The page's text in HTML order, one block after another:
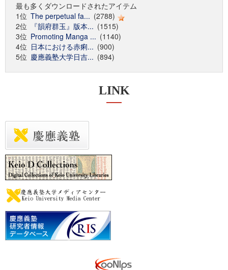
最も多くダウンロードされたアイテム
1位 The perpetual fa... (2788)
2位
『韻府群玉』版本... (1515)
3位 Promoting Manga ... (1140)
4位 日本における赤痢... (900)
5位 慶應義塾大学日吉... (894)
LINK